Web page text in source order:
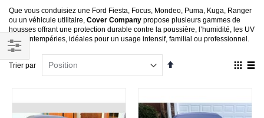
Que vous conduisiez une Ford Fiesta, Focus, Mondeo, Puma, Kuga, Ranger
ou un véhicule utilitaire, Cover Company propose plusieurs gammes de
housses offrant une protection durable contre la poussière, l’humidité, les UV
et les intempéries, idéales pour un usage intensif, familial ou professionnel.
Trier par
en
Filtrer